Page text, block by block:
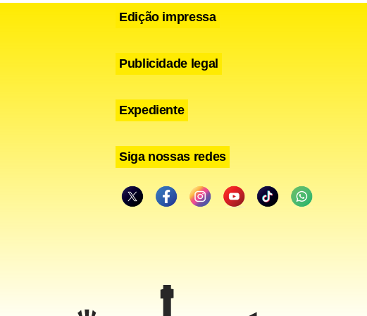
Edição impressa
Publicidade legal
Expediente
Siga nossas redes